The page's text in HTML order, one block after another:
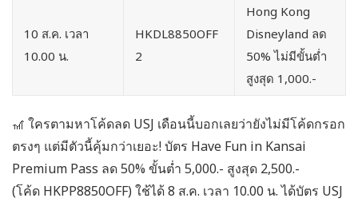
10 ส.ค. เวลา
10.00 น.
HKDL8850OFF
2
Hong Kong
Disneyland ลด
50% ไม่มีขั้นต่ำ
สูงสุด 1,000.-
🎢 ใครตามหาโค้ดลด USJ เดือนนี้บอกเลยว่ายังไม่มีโค้ดกรอก
ตรงๆ แต่มีตัวนี้คุ้มกว่าเยอะ! บัตร Have Fun in Kansai
Premium Pass ลด 50% ขั้นต่ำ 5,000.- สูงสุด 2,500.-
(โค้ด HKPP8850OFF) ใช้ได้ 8 ส.ค. เวลา 10.00 น. ได้บัตร USJ